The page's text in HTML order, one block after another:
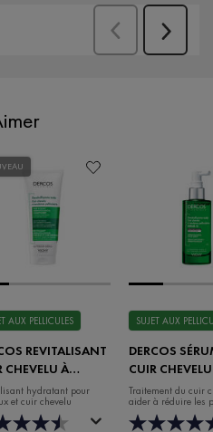
AUX PELLICULES
REVITALISANT
CHEVELU À
hydratant pour
et cuir chevelu
SUJET AUX
DERCOS
CUIR
TENDANCE
PELLICULAIRE
Traitement du cuir
aider à réduire les
libres, l'excès de
démangeaisons